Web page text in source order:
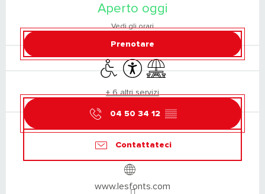
Aperto oggi
Vedi gli orari
Prenotare
Accesso per i disabili
Accessibilità
Area picnic
+ 6 altri servizi
04 50 34 12 ▒▒
Contattateci
www.lesfonts.com